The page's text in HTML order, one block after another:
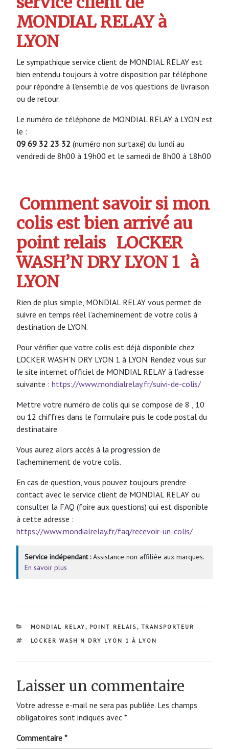
MONDIAL RELAY à
LYON
Le sympathique service client de MONDIAL RELAY est
bien entendu toujours à votre disposition par téléphone
pour répondre à l’ensemble de vos questions de livraison
ou de retour.
Le numéro de téléphone de MONDIAL RELAY à LYON est
le :
09 69 32 23 32 (numéro non surtaxé) du lundi au
vendredi de 8h00 à 19h00 et le samedi de 8h00 à 18h00
Comment savoir si mon
colis est bien arrivé au
point relais LOCKER
WASH’N DRY LYON 1 à
LYON
Rien de plus simple, MONDIAL RELAY vous permet de
suivre en temps réel l’acheminement de votre colis à
destination de LYON.
Pour vérifier que votre colis est déjà disponible chez
LOCKER WASH’N DRY LYON 1 à LYON. Rendez vous sur
le site internet officiel de MONDIAL RELAY à l’adresse
suivante : https://www.mondialrelay.fr/suivi-de-colis/
Mettre votre numéro de colis qui se compose de 8 , 10
ou 12 chiffres dans le formulaire puis le code postal du
destinataire.
Vous aurez alors accès à la progression de
l’acheminement de votre colis.
En cas de question, vous pouvez toujours prendre
contact avec le service client de MONDIAL RELAY ou
consulter la FAQ (foire aux questions) qui est disponible
à cette adresse :
https://www.mondialrelay.fr/faq/recevoir-un-colis/
Service indépendant :Assistance non affiliée aux marques.
En savoir plus
CATÉGORIES
MONDIAL RELAY , POINT RELAIS , TRANSPORTEUR
ÉTIQUETTES
LOCKER WASH'N DRY LYON 1 À LYON
Laisser un commentaire
Votre adresse e-mail ne sera pas publiée. Les champs
obligatoires sont indiqués avec *
Commentaire *